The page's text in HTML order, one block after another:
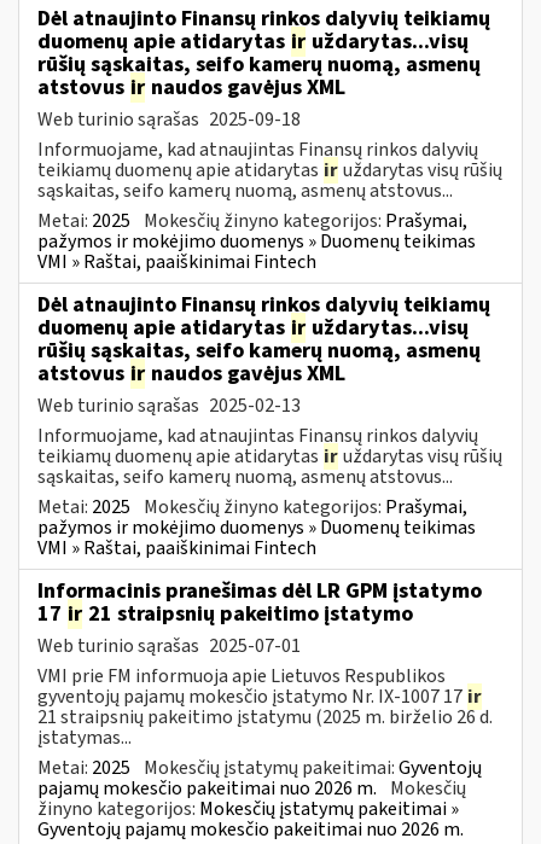
Dėl atnaujinto Finansų rinkos dalyvių teikiamų
duomenų apie atidarytas ir uždarytas...visų
rūšių sąskaitas, seifo kamerų nuomą, asmenų
atstovus ir naudos gavėjus XML
Web turinio sąrašas 2025-09-18
Informuojame, kad atnaujintas Finansų rinkos dalyvių
teikiamų duomenų apie atidarytas iruždarytas visų rūšių
sąskaitas, seifo kamerų nuomą, asmenų atstovus...
Metai: 2025 Mokesčių žinyno kategorijos: Prašymai,
pažymos ir mokėjimo duomenys » Duomenų teikimas
VMI » Raštai, paaiškinimai Fintech
Dėl atnaujinto Finansų rinkos dalyvių teikiamų
duomenų apie atidarytas ir uždarytas...visų
rūšių sąskaitas, seifo kamerų nuomą, asmenų
atstovus ir naudos gavėjus XML
Web turinio sąrašas 2025-02-13
Informuojame, kad atnaujintas Finansų rinkos dalyvių
teikiamų duomenų apie atidarytas iruždarytas visų rūšių
sąskaitas, seifo kamerų nuomą, asmenų atstovus...
Metai: 2025 Mokesčių žinyno kategorijos: Prašymai,
pažymos ir mokėjimo duomenys » Duomenų teikimas
VMI » Raštai, paaiškinimai Fintech
Informacinis pranešimas dėl LR GPM įstatymo
17 ir 21 straipsnių pakeitimo įstatymo
Web turinio sąrašas 2025-07-01
VMI prie FM informuoja apie Lietuvos Respublikos
gyventojų pajamų mokesčio įstatymo Nr. IX-1007 17 ir
21 straipsnių pakeitimo įstatymu (2025 m. birželio 26 d.
įstatymas...
Metai: 2025 Mokesčių įstatymų pakeitimai:Gyventojų
pajamų mokesčio pakeitimai nuo 2026 m. Mokesčių
žinyno kategorijos: Mokesčių įstatymų pakeitimai »
Gyventojų pajamų mokesčio pakeitimai nuo 2026 m.